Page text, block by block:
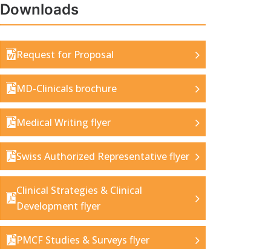
Downloads
Request for Proposal
MD-Clinicals brochure
Medical Writing flyer
Swiss Authorized Representative flyer
Clinical Strategies & Clinical
Development flyer
PMCF Studies & Surveys flyer